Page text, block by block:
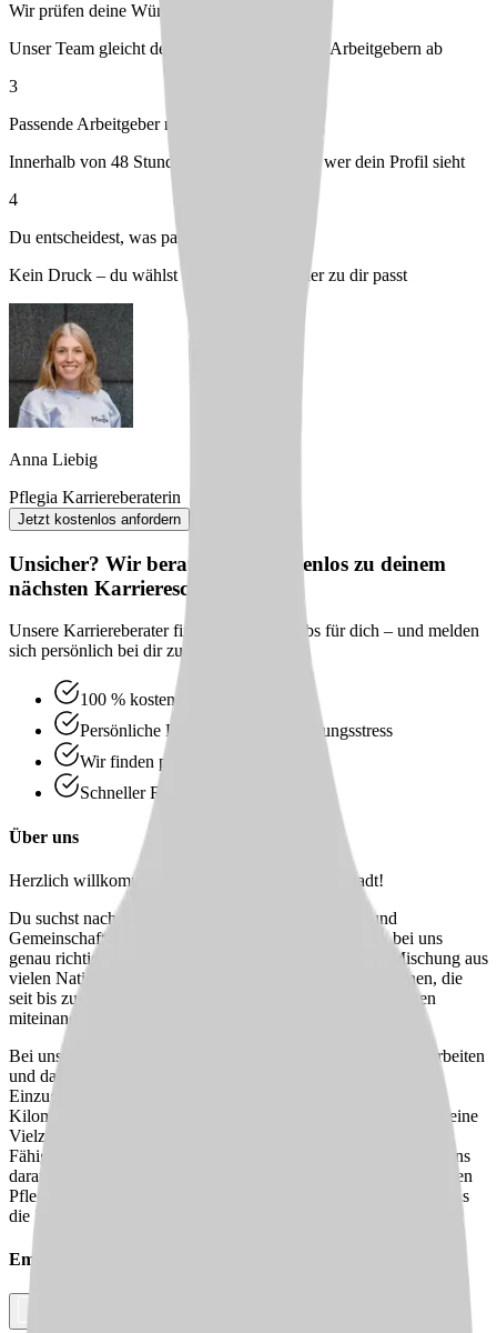
Wir prüfen deine Wünsche
Unser Team gleicht dein Profil mit passenden Arbeitgebern ab
3
Passende Arbeitgeber melden sich bei dir
Innerhalb von 48 Stunden – du entscheidest, wer dein Profil sieht
4
Du entscheidest, was passt
Kein Druck – du wählst den Arbeitgeber, der zu dir passt
Anna Liebig
Pflegia Karriereberaterin
Jetzt kostenlos anfordern
Unsicher? Wir beraten dich kostenlos zu deinem
nächsten Karriereschritt
Unsere Karriereberater finden passende Jobs für dich – und melden
sich persönlich bei dir zurück.
100 % kostenlos & unverbindlich
Persönliche Beratung statt Bewerbungsstress
Wir finden passende Jobs für dich
Schneller Rückruf
Über uns
Herzlich willkommen im Pflegeteam Eule Darmstadt!
Du suchst nach einem Arbeitsplatz, an dem Vielfalt und
Gemeinschaft großgeschrieben werden? Dann bist Du bei uns
genau richtig! Unser Team in Darmstadt ist eine bunte Mischung aus
vielen Nationalitäten, die sowohl erfahrene Mitarbeiter:innen, die
seit bis zu 15 Jahren bei uns sind, als auch neue Kolleg:innen
miteinander vereint.
Bei uns triffst Du auf Menschen, die mit Herz und Verstand arbeiten
und dabei stets ein offenes Ohr für einander haben. Unser
Einzugsgebiet erstreckt sich über einen Umkreis von 2 bis 3
Kilometern um unseren Standort in Darmstadt. Hier bieten wir eine
Vielzahl an Spezialisierungen, die es Dir ermöglichen, Deine
Fähigkeiten einzubringen und weiterzuentwickeln. Wir freuen uns
darauf, mit Dir gemeinsam an einer herzlichen und professionellen
Pflege zu arbeiten. Werde Teil unseres Teams und gestalte mit uns
die Zukunft der Pflege!
Empfehle diesen